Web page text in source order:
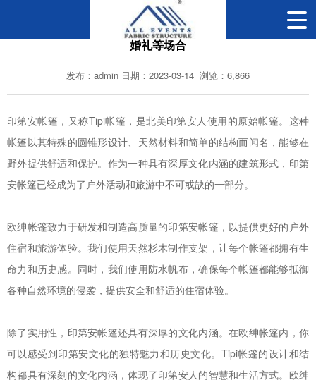
探寻TIPI(印第安帐篷)的历史和文化内涵,应用于高端互动和
婚礼等场合
发布：admin 日期：2023-03-14 浏览：6,866
印第安帐篷，又称Tipi帐篷 ，是北美印第安人使用的原始帐篷。这种
帐篷以其特殊的圆锥形设计、天然材料和简单的结构而闻名，能够在
野外提供舒适和保护。作为一种具有深厚文化内涵的建筑形式，印第
安帐篷已经成为了户外活动和旅游中不可或缺的一部分。
欧绅帐篷致力于研发和制造高质量的印第安帐篷，以提供更好的户外
住宿和旅游体验。我们使用天然杉木制作支架，让每个帐篷都拥有生
命力和历史感。同时，我们使用防水帆布，确保每个帐篷都能够抵御
各种自然环境的侵袭，提供安全和舒适的住宿体验。
除了实用性，印第安帐篷还具有深厚的文化内涵。在欧绅帐篷内，你
可以感受到印第安文化的独特魅力和历史文化。Tipi帐篷的设计和结
构都具有深刻的文化内涵，体现了印第安人的智慧和生活方式。欧绅